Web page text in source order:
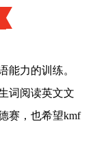
能力的训练。
词阅读英文文
赛，也希望kmf